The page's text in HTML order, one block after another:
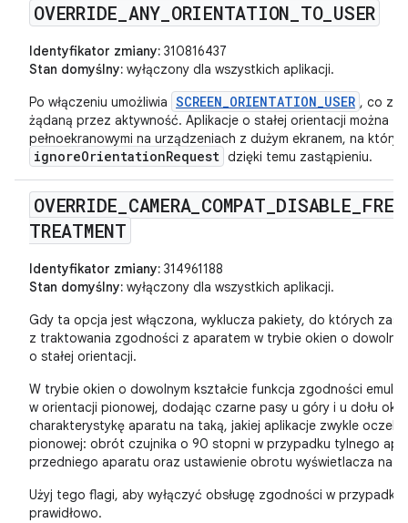
OVERRIDE ANY ORIENTATION TO_ USER
Identyfikator zmiany: 310816437
Stan domyślny: wyłączony dla wszystkich aplikacji.
Po włączeniu umożliwia SCREEN_ORIENTATION_USER , co
żądaną przez aktywność. Aplikacje o stałej orientacji można
pełnoekranowymi na urządzeniach z dużym ekranem, na
ignoreOrientationRequest dzięki temu zastąpieniu.
OVERRIDE CAMERA_ COMPAT DISABLE
TREATMENT
Identyfikator zmiany: 314961188
Stan domyślny: wyłączony dla wszystkich aplikacji.
Gdy ta opcja jest włączona, wyklucza pakiety, do których
z traktowania zgodności z aparatem w trybie okien o
o stałej orientacji.
W trybie okien o dowolnym kształcie funkcja zgodności
w orientacji pionowej, dodając czarne pasy u góry i u dołu
charakterystykę aparatu na taką, jakiej aplikacje zwykle
pionowej: obrót czujnika o 90 stopni w przypadku tylnego
przedniego aparatu oraz ustawienie obrotu wyświetlacza na 0.
Użyj tego flagi, aby wyłączyć obsługę zgodności w
prawidłowo.